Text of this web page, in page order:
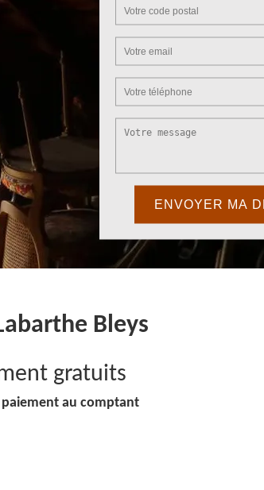
Bleys
gratuits
au comptant